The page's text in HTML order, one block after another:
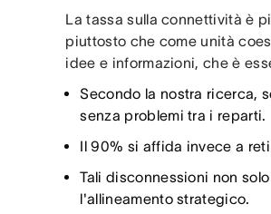
La tassa sulla connettività è
piuttosto che come unità
idee e informazioni, che è
Secondo la nostra ricerca,
senza problemi tra i reparti.
Il 90% si affida invece a
Tali disconnessioni non
l'allineamento strategico.